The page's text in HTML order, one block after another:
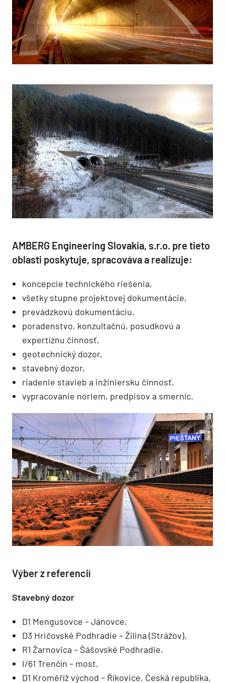
AMBERG Engineering Slovakia, s.r.o. pre tieto
oblasti poskytuje, spracováva a realizuje:
koncepcie technického riešenia,
všetky stupne projektovej dokumentácie,
prevádzkovú dokumentáciu,
poradenstvo, konzultačnú, posudkovú a
expertíznu činnosť,
geotechnický dozor,
stavebný dozor,
riadenie stavieb a inžiniersku činnosť,
vypracovanie noriem, predpisov a smerníc.
Výber z referencií
Stavebný dozor
D1 Mengusovce – Jánovce,
D3 Hričovské Podhradie – Žilina (Strážov),
R1 Žarnovica – Šášovské Podhradie,
I/61 Trenčín – most,
D1 Kroměříž východ – Říkovice, Česká republika,